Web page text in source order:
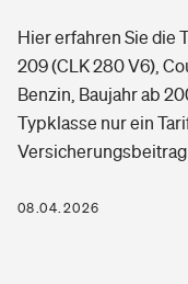
Arbeitsrechtsschutz
Hausratversicherung
Photovoltaik
Wärmepumpen
Pri­vate Haft­pflicht­
Gesundheit
Private
Hier erfahren Sie die
209 (CLK 280 V6),
Benzin, Baujahr ab
Typklasse nur ein
Versicherungsbeitrag
08.04.2026